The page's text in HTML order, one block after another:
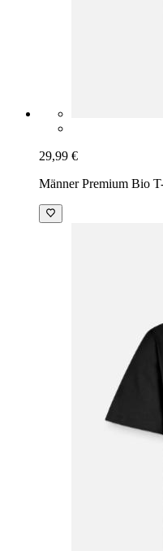
29,99 €
Männer Premium Bio